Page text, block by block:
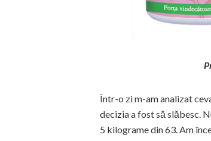
Într-o zi m-am analizat
decizia a fost să slăbesc.
5 kilograme din 63. Am